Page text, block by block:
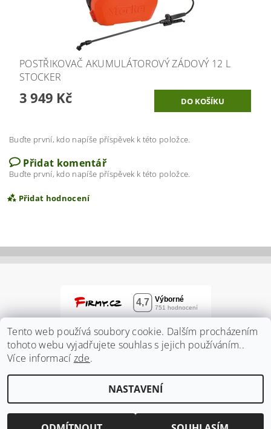
POSTŘIKOVAČ AKUMULÁTOROVÝ ZÁDOVÝ 12 L
STOCKER
3 949 Kč
Buďte první, kdo napíše příspěvek k této položce.
Přidat komentář
Buďte první, kdo napíše příspěvek k této položce.
Přidat hodnocení
Vložením hodnocení souhlasíte spodmínkami
ochrany osobních údajů
2026 ©Zahradnidum.cz, všechna práva vyhrazena
Tento web používá soubory cookie. Dalším procházením
tohoto webu vyjadřujete souhlas s jejich používáním..
Více informací zde.
NASTAVENÍ